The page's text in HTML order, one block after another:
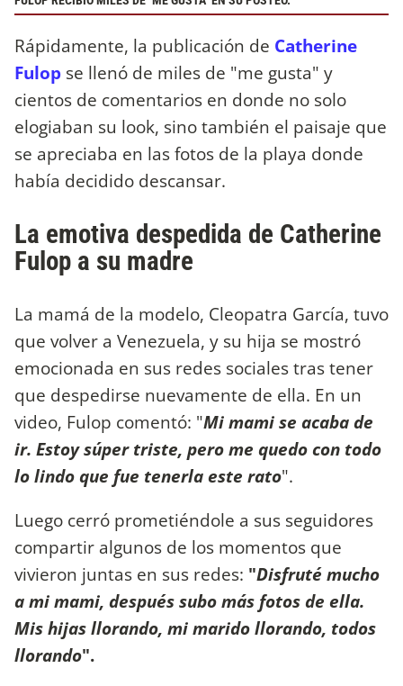
Rápidamente, la publicación de Catherine
Fulop se llenó de miles de "me gusta" y
cientos de comentarios en donde no solo
elogiaban su look, sino también el paisaje que
se apreciaba en las fotos de la playa donde
había decidido descansar.
La emotiva despedida de Catherine
Fulop a su madre
La mamá de la modelo, Cleopatra García, tuvo
que volver a Venezuela, y su hija se mostró
emocionada en sus redes sociales tras tener
que despedirse nuevamente de ella. En un
video, Fulop comentó: "Mi mami se acaba de
ir. Estoy súper triste, pero me quedo con todo
lo lindo que fue tenerla este rato".
Luego cerró prometiéndole a sus seguidores
compartir algunos de los momentos que
vivieron juntas en sus redes: "Disfruté mucho
a mi mami, después subo más fotos de ella.
Mis hijas llorando, mi marido llorando, todos
llorando".